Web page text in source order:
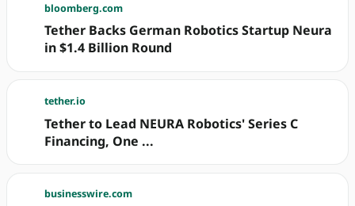
bloomberg.com
Tether Backs German Robotics Startup Neura
in $1.4 Billion Round
tether.io
Tether to Lead NEURA Robotics' Series C
Financing, One ...
businesswire.com